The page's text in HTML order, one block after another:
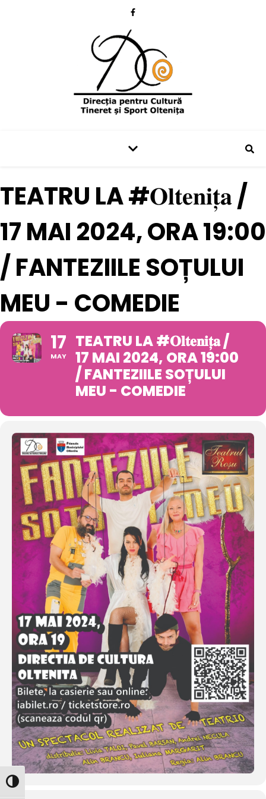
Glisor nivel contrast
TEATRU LA #𝐎𝐥𝐭𝐞𝐧𝐢𝐭̦𝐚 /
17 MAI 2024, ORA 19:00
/ FANTEZIILE SOȚULUI
MEU - COMEDIE
17
MAY
TEATRU LA #𝐎𝐥𝐭𝐞𝐧𝐢𝐭̦𝐚 /
17 MAI 2024, ORA 19:00
/ FANTEZIILE SOȚULUI
MEU - COMEDIE